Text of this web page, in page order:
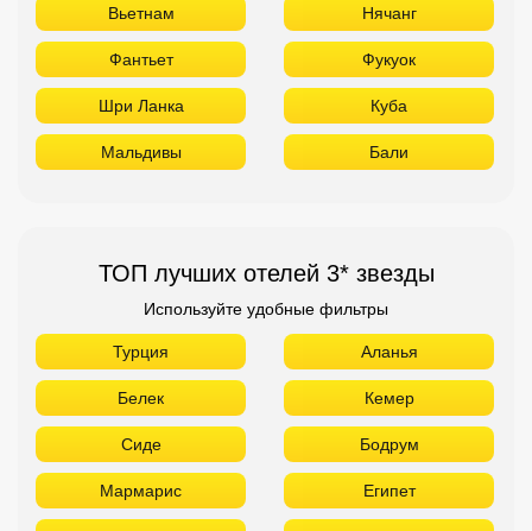
Вьетнам Нячанг
Фантьет Фукуок
Шри Ланка Куба
Мальдивы Бали
ТОП лучших отелей 3* звезды
Используйте удобные фильтры
Турция Аланья
Белек Кемер
Сиде Бодрум
Мармарис Египет